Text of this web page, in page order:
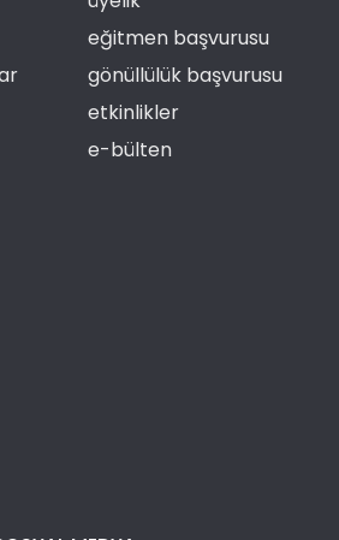
eğitmen başvurusu
gönüllülük başvurusu
etkinlikler
e-bülten